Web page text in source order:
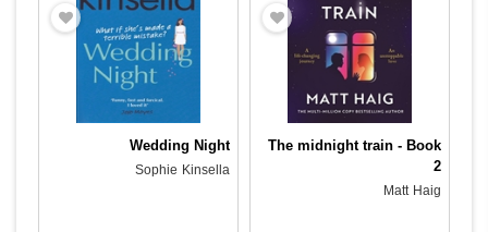
The midnight train - Book
2
Matt Haig
Wedding Night
Sophie Kinsella